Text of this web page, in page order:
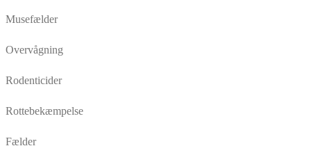
Musefælder
Overvågning
Rodenticider
Rottebekæmpelse
Fælder